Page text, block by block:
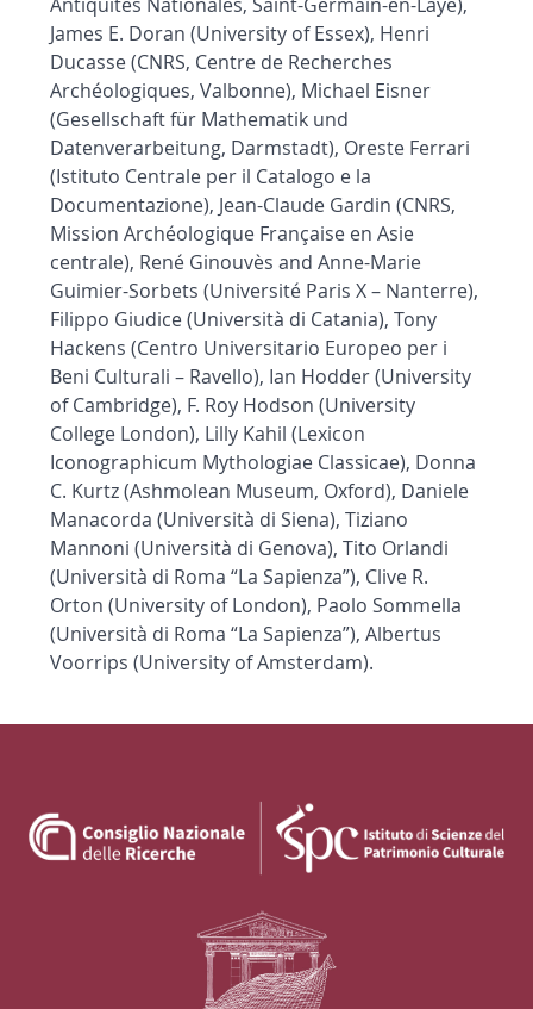
James E. Doran (University of Essex), Henri
Ducasse (CNRS, Centre de Recherches
Archéologiques, Valbonne), Michael Eisner
(Gesellschaft für Mathematik und
Datenverarbeitung, Darmstadt), Oreste Ferrari
(Istituto Centrale per il Catalogo e la
Documentazione), Jean-Claude Gardin (CNRS,
Mission Archéologique Française en Asie
centrale), René Ginouvès and Anne-Marie
Guimier-Sorbets (Université Paris X – Nanterre),
Filippo Giudice (Università di Catania), Tony
Hackens (Centro Universitario Europeo per i
Beni Culturali – Ravello), Ian Hodder (University
of Cambridge), F. Roy Hodson (University
College London), Lilly Kahil (Lexicon
Iconographicum Mythologiae Classicae), Donna
C. Kurtz (Ashmolean Museum, Oxford), Daniele
Manacorda (Università di Siena), Tiziano
Mannoni (Università di Genova), Tito Orlandi
(Università di Roma “La Sapienza”), Clive R.
Orton (University of London), Paolo Sommella
(Università di Roma “La Sapienza”), Albertus
Voorrips (University of Amsterdam).